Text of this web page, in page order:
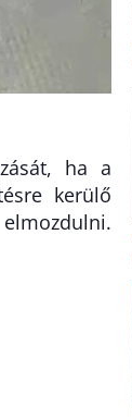
ha a
kerülő